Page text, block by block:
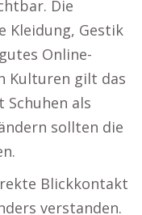
Die
Kleidung, Gestik
Online-
Kulturen gilt das
als
sollten die
Blickkontakt
verstanden.